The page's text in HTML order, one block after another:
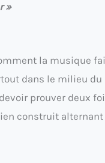
»
la musique
dans le milieu du
prouver deux
construit alternant